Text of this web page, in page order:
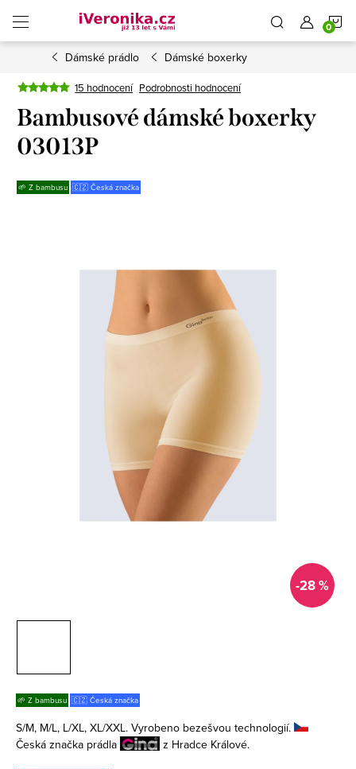
obsah
Dámské prádlo Dámské boxerky
15 hodnocení Podrobnosti hodnocení
Bambusové dámské boxerky
03013P
🌱 Z bambusu 🇨🇿 Česká značka
-28 %
🌱 Z bambusu 🇨🇿 Česká značka
S/M, M/L, L/XL, XL/XXL. Vyrobeno bezešvou technologií.
Česká značka prádla
z Hradce Králové.